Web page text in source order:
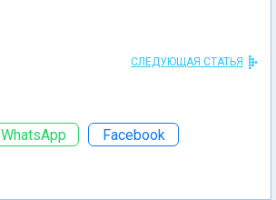
СЛЕДУЮЩАЯ СТАТЬЯ
WhatsApp Facebook